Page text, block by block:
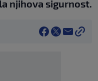
njihova sigurnost.